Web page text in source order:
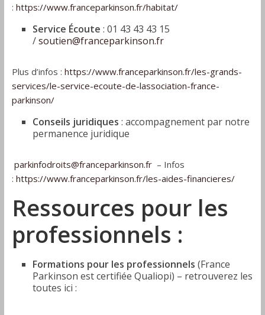
: https://www.franceparkinson.fr/habitat/
Service Écoute : 01 43 43 43 15
/soutien@franceparkinson.fr
Plus d’infos : https://www.franceparkinson.fr/les-grands-
services/le-service-ecoute-de-lassociation-france-
parkinson/
Conseils juridiques : accompagnement par notre
permanence juridique
parkinfodroits@franceparkinson.fr– Infos
: https://www.franceparkinson.fr/les-aides-financieres/
Ressources pour les
professionnels :
Formations pour les professionnels (France
Parkinson est certifiée Qualiopi) – retrouverez les
toutes ici :